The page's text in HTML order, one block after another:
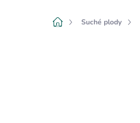
DomůSuché plody